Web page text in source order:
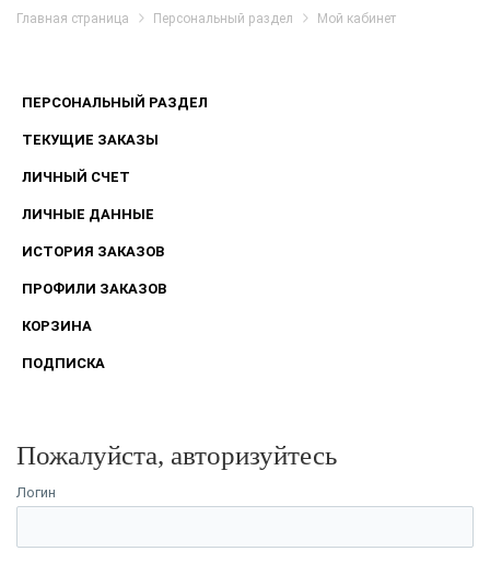
Главная страница Персональный раздел Мой кабинет
ПЕРСОНАЛЬНЫЙ РАЗДЕЛ
ТЕКУЩИЕ ЗАКАЗЫ
ЛИЧНЫЙ СЧЕТ
ЛИЧНЫЕ ДАННЫЕ
ИСТОРИЯ ЗАКАЗОВ
ПРОФИЛИ ЗАКАЗОВ
КОРЗИНА
ПОДПИСКА
Пожалуйста, авторизуйтесь
Логин